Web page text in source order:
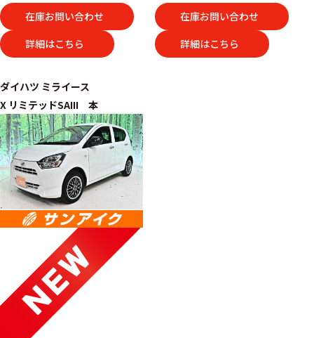
在庫お問い合わせ
詳細はこちら
在庫お問い合わせ
詳細はこちら
ダイハツ ミライース
X リミテッドSAIII 本